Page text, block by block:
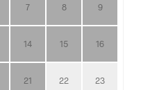
7 8 9
14 15 16
21 22 23